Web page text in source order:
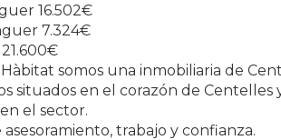
16.502€
7.324€
somos una inmobiliaria de
situados en el corazón de
el sector.
asesoramiento, trabajo y confianza.